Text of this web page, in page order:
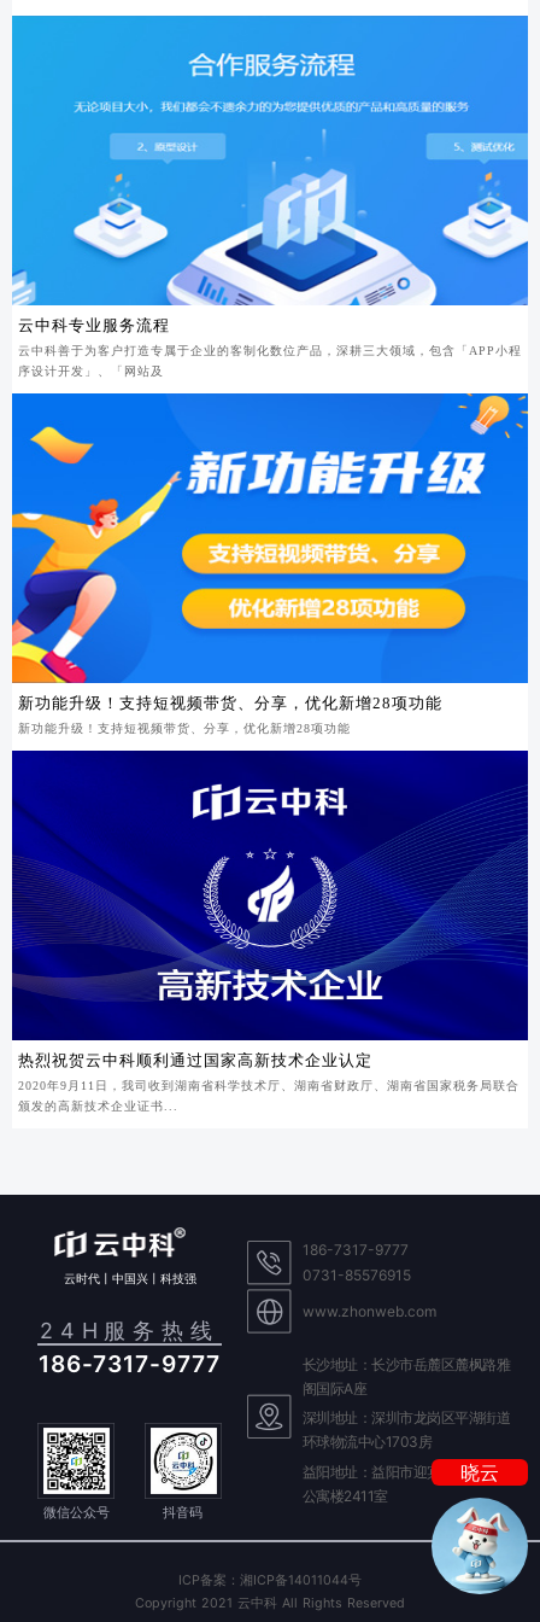
我是你的
晓云
我是你的
云中科专业服务流程
云中科善于为客户打造专属于企业的客制化数位产品，深耕三大领域，包含「APP小程
序设计开发」、「网站及
新功能升级！支持短视频带货、分享，优化新增28项功能
新功能升级！支持短视频带货、分享，优化新增28项功能
热烈祝贺云中科顺利通过国家高新技术企业认定
2020年9月11日，我司收到湖南省科学技术厅、湖南省财政厅、湖南省国家税务局联合
颁发的高新技术企业证书...
云时代丨中国兴丨科技强
24H服务热线
186-7317-9777
微信公众号 抖音码
186-7317-9777
0731-85576915
www.zhonweb.com
长沙地址：长沙市岳麓区麓枫路雅
阁国际A座
深圳地址：深圳市龙岗区平湖街道
环球物流中心1703房
益阳地址：益阳市迎宾东路588号
公寓楼2411室
ICP备案：湘ICP备14011044号
Copyright 2021 云中科 All Rights Reserved